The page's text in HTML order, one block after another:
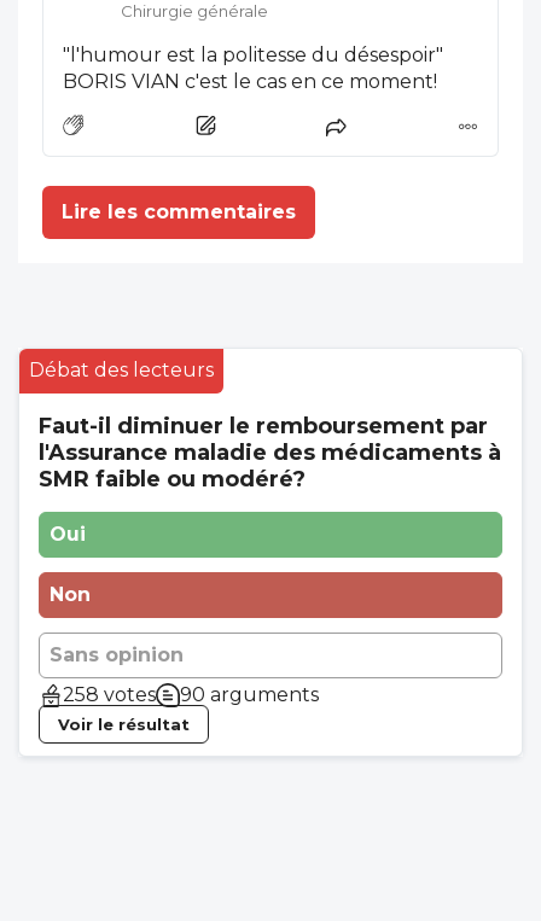
Chirurgie générale
"l'humour est la politesse du désespoir"
BORIS VIAN c'est le cas en ce moment!
Lire les commentaires
Débat des lecteurs
Faut-il diminuer le remboursement par
l'Assurance maladie des médicaments à
SMR faible ou modéré?
Oui
Non
Sans opinion
258 votes
90 arguments
Voir le résultat